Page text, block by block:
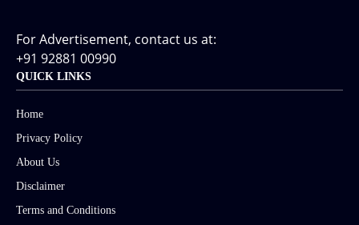
For Advertisement, contact us at:
+91 92881 00990
QUICK LINKS
Home
Privacy Policy
About Us
Disclaimer
Terms and Conditions